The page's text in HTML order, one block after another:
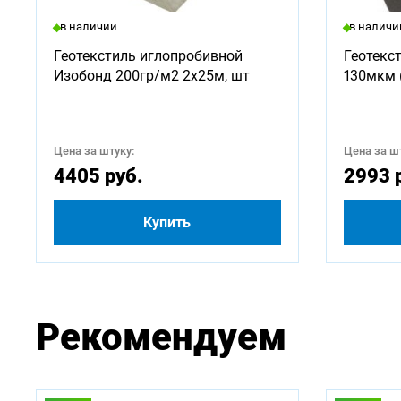
750
в наличии
Геотекстиль иглопробивной
Изобонд 200гр/м2 2х25м, шт
Цена за штуку:
4405 руб.
Купить
в
130мкм
Цена за
2993
Рекомендуем